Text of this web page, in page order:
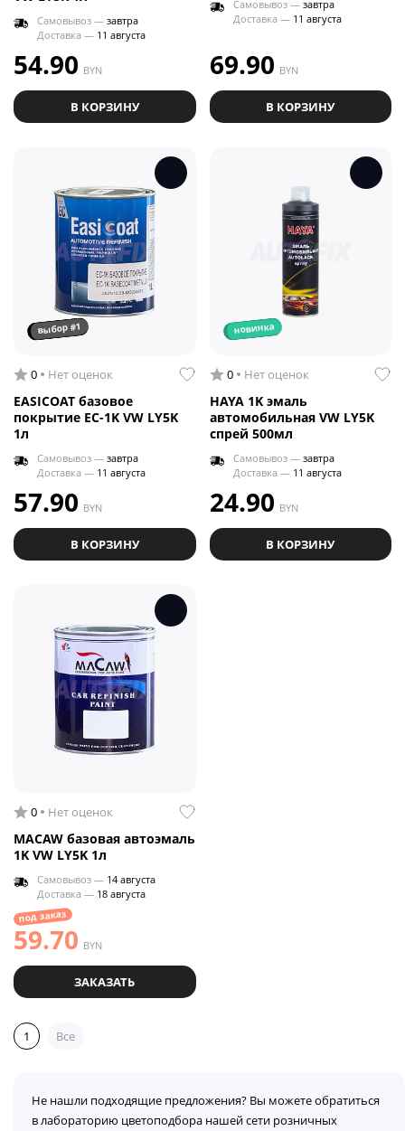
Самовывоз — завтра
Доставка — 11 августа
54.90 BYN
В КОРЗИНУ
Самовывоз — завтра
Доставка — 11 августа
69.90 BYN
В КОРЗИНУ
выбор #1
0 Нет оценок
EASICOAT базовое
покрытие EC-1K VW LY5K
1л
Самовывоз — завтра
Доставка — 11 августа
57.90 BYN
В КОРЗИНУ
новинка
0 Нет оценок
HAYA 1K эмаль
автомобильная VW LY5K
спрей 500мл
Самовывоз — завтра
Доставка — 11 августа
24.90 BYN
В КОРЗИНУ
0 Нет оценок
MACAW базовая автоэмаль
1K VW LY5K 1л
Самовывоз — 14 августа
Доставка — 18 августа
под заказ
59.70 BYN
ЗАКАЗАТЬ
1 Все
Не нашли подходящие предложения? Вы можете обратиться
в лабораторию цветоподбора нашей сети розничных